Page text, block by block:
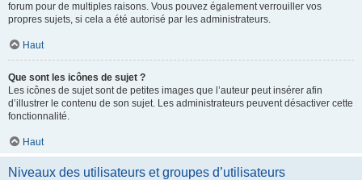
forum pour de multiples raisons. Vous pouvez également verrouiller vos
propres sujets, si cela a été autorisé par les administrateurs.
Haut
Que sont les icônes de sujet ?
Les icônes de sujet sont de petites images que l’auteur peut insérer afin
d’illustrer le contenu de son sujet. Les administrateurs peuvent désactiver cette
fonctionnalité.
Haut
Niveaux des utilisateurs et groupes d’utilisateurs